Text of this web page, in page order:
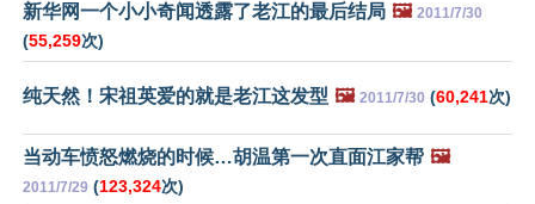
新华网一个小小奇闻透露了老江的最后结局 🖼️ 2011/7/30
(55,259次)
纯天然！宋祖英爱的就是老江这发型 🖼️ 2011/7/30 (60,241次)
当动车愤怒燃烧的时候…胡温第一次直面江家帮 🖼️
2011/7/29 (123,324次)